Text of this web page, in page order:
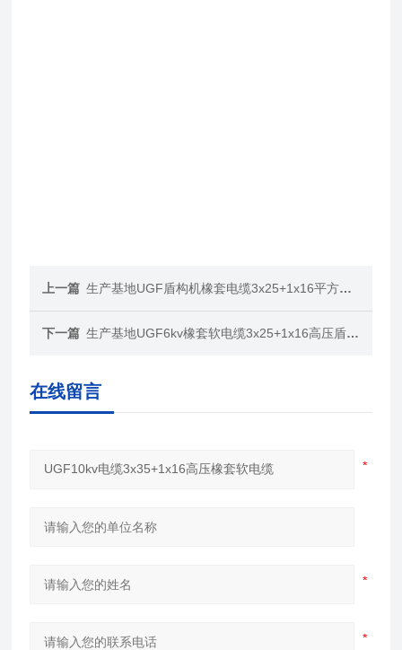
上一篇 生产基地UGF盾构机橡套电缆3x25+1x16平方价格
下一篇 生产基地UGF6kv橡套软电缆3x25+1x16高压盾构机电缆
在线留言